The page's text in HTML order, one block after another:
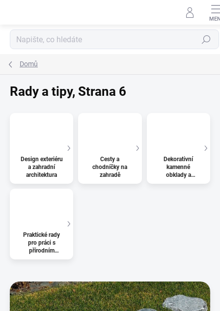
Hledat
Domů
Rady a tipy, Strana 6
Design exteriéru
a zahradní
architektura
Cesty a
chodníčky na
zahradě
Dekorativní
kamenné
obklady a
design
Praktické rady
pro práci s
přírodním
kamenem
ý
p